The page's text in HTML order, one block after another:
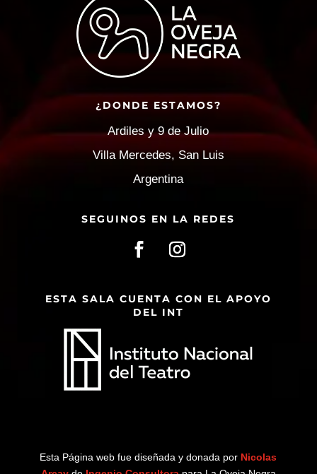
¿DONDE ESTAMOS?
Ardiles y 9 de Julio
Villa Mercedes, San Luis
Argentina
SEGUINOS EN LA REDES
ESTA SALA CUENTA CON EL APOYO
DEL INT
Esta Página web fue diseñada y donada por Nicolas